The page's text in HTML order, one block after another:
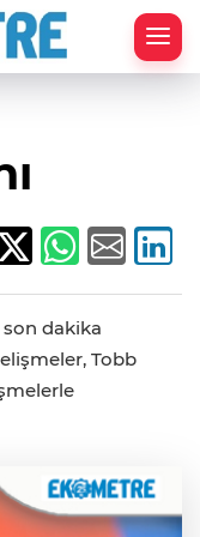
son dakika
Tobb